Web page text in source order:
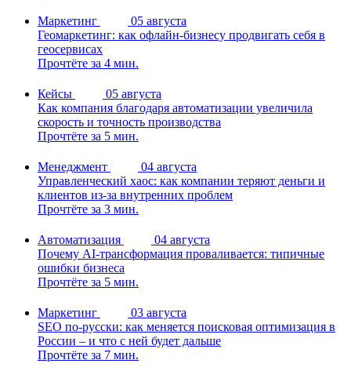
Маркетинг
05 августа
Геомаркетинг: как офлайн-бизнесу продвигать себя в
геосервисах
Прочтёте за 4 мин.
Кейсы
05 августа
Как компания благодаря автоматизации увеличила
скорость и точность производства
Прочтёте за 5 мин.
Менеджмент
04 августа
Управленческий хаос: как компании теряют деньги и
клиентов из-за внутренних проблем
Прочтёте за 3 мин.
Автоматизация
04 августа
Почему AI-трансформация проваливается: типичные
ошибки бизнеса
Прочтёте за 5 мин.
Маркетинг
03 августа
SEO по-русски: как меняется поисковая оптимизация в
России – и что с ней будет дальше
Прочтёте за 7 мин.